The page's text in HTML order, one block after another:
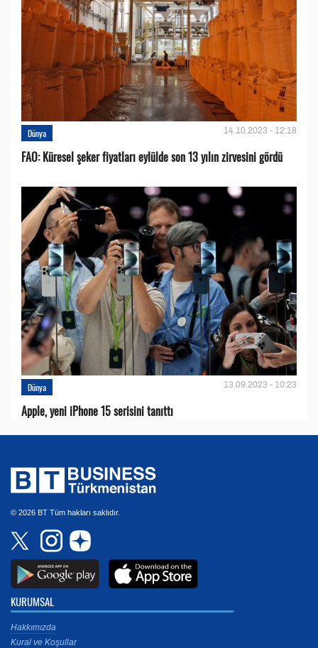
Dünya 14.10.2023 - 12:18
FAO: Küresel şeker fiyatları eylülde son 13 yılın zirvesini gördü
Dünya 13.09.2023 - 10:23
Apple, yeni iPhone 15 serisini tanıttı
© 2026 BT Tüm hakları saklıdır.
KURUMSAL
Hakkımızda
Kural ve Koşullar